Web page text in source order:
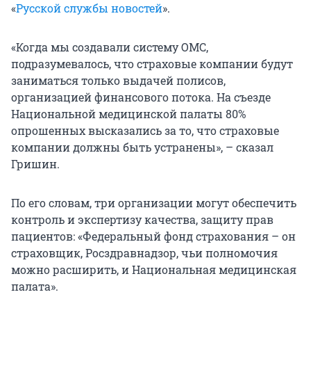
«Русской службы новостей».
«Когда мы создавали систему ОМС,
подразумевалось, что страховые компании будут
заниматься только выдачей полисов,
организацией финансового потока. На съезде
Национальной медицинской палаты 80%
опрошенных высказались за то, что страховые
компании должны быть устранены», – сказал
Гришин.
По его словам, три организации могут обеспечить
контроль и экспертизу качества, защиту прав
пациентов: «Федеральный фонд страхования – он
страховщик, Росздравнадзор, чьи полномочия
можно расширить, и Национальная медицинская
палата».